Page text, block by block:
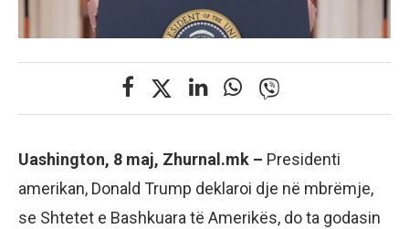
Uashington, 8 maj, Zhurnal.mk – Presidenti
amerikan, Donald Trump deklaroi dje në mbrëmje,
se Shtetet e Bashkuara të Amerikës, do ta godasin